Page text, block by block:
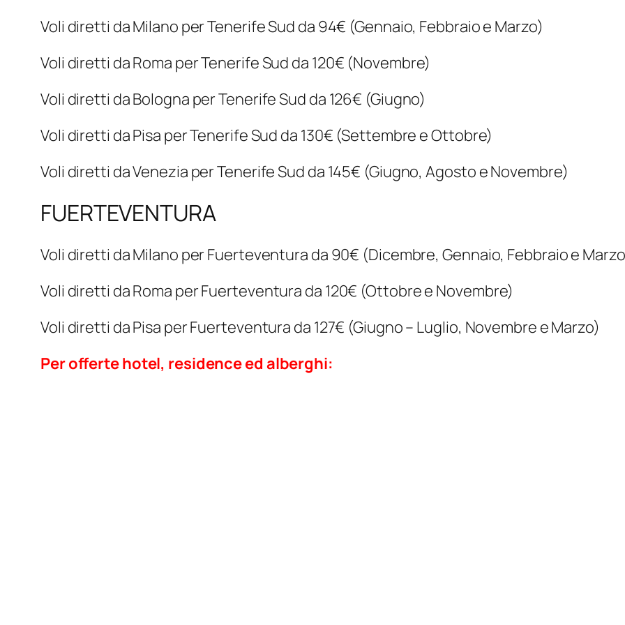
Voli diretti da Milano per Tenerife Sud da 94€ (Gennaio, Febbraio e Marzo)
Voli diretti da Roma per Tenerife Sud da 120€ (Novembre)
Voli diretti da Bologna per Tenerife Sud da 126€ (Giugno)
Voli diretti da Pisa per Tenerife Sud da 130€ (Settembre e Ottobre)
Voli diretti da Venezia per Tenerife Sud da 145€ (Giugno, Agosto e Novembre)
FUERTEVENTURA
Voli diretti da Milano per Fuerteventura da 90€ (Dicembre, Gennaio, Febbraio e
Voli diretti da Roma per Fuerteventura da 120€ (Ottobre e Novembre)
Voli diretti da Pisa per Fuerteventura da 127€ (Giugno – Luglio, Novembre e Marzo)
Per offerte hotel, residence ed alberghi: